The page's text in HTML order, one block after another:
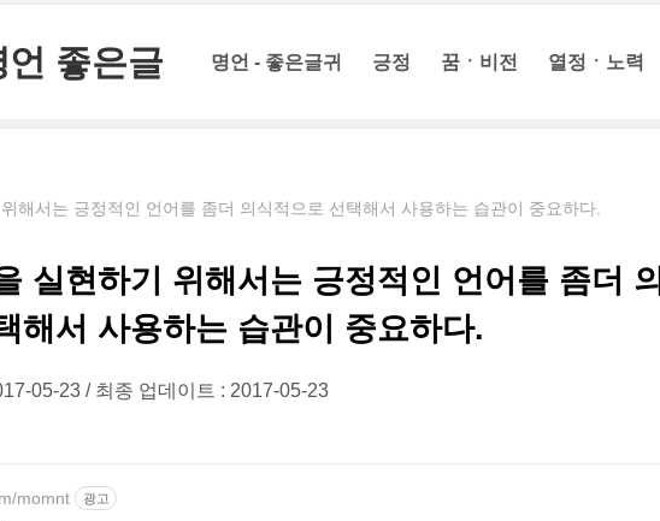
좋은글 명언 - 좋은글귀 긍정 꿈ㆍ비전 열정ㆍ노력
해서는 긍정적인 언어를 좀더 의식적으로 선택해서 사용하는 습관이 중요하다.
실현하기 위해서는 긍정적인 언어를 좀더 의
해서 사용하는 습관이 중요하다.
05-23 최종 업데이트 : 2017-05-23
momnt 광고